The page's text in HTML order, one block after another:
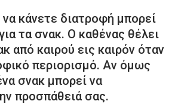
κάνετε διατροφή μπορεί
τα σνακ. Ο καθένας θέλει
από καιρού εις καιρόν όταν
περιορισμό. Αν όμως
σνακ μπορεί να
προσπάθειά σας.